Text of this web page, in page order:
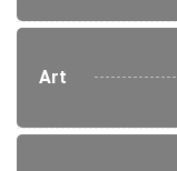
Art